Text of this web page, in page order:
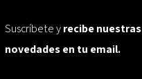
Suscríbete yrecibe nuestras
novedades en tu email.